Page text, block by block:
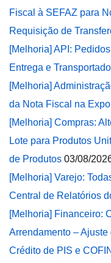
Fiscal à SEFAZ para
Requisição de
[Melhoria] API:
Entrega e
[Melhoria]
da Nota Fiscal na
[Melhoria] Compras:
Lote para Produtos
de Produtos 03/08/
[Melhoria] Varejo:
Central de Relatórios
[Melhoria] Financeiro:
Arrendamento –
Crédito de PIS e